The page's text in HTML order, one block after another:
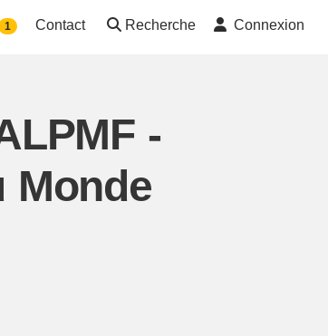
1 Contact Recherche Connexion
-
Monde